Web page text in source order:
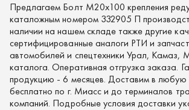
Предлагаем Болт М20х100 крепления
каталожным номером 332905 П
наличии на нашем складе также другие
сертифицированные аналоги РТИ и
автомобилей и спецтехники Урал, Камаз,
каталога. Оперативная отгрузка заказа.
продукцию - 6 месяцев. Доставим в любую
бесплатно по г. Миасс и до терминалов
компаний. Подробные условия доставки